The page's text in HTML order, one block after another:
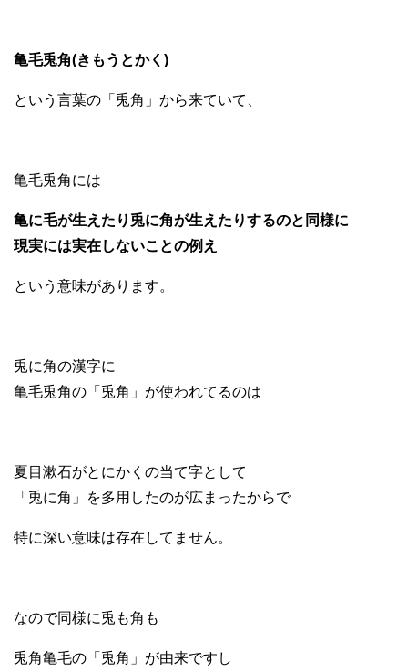
亀毛兎角(きもうとかく)
という言葉の「兎角」から来ていて、
亀毛兎角には
亀に毛が生えたり兎に角が生えたりするのと同様に
現実には実在しないことの例え
という意味があります。
兎に角の漢字に
亀毛兎角の「兎角」が使われてるのは
夏目漱石がとにかくの当て字として
「兎に角」を多用したのが広まったからで
特に深い意味は存在してません。
なので同様に兎も角も
兎角亀毛の「兎角」が由来ですし